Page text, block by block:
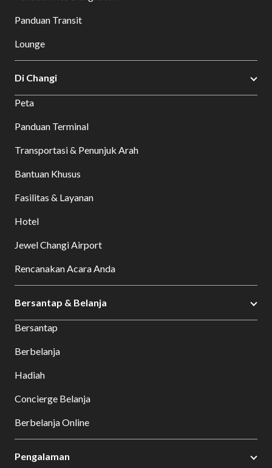
Panduan Transit
Lounge
Di Changi
Peta
Panduan Terminal
Transportasi & Penunjuk Arah
Bantuan Khusus
Fasilitas & Layanan
Hotel
Jewel Changi Airport
Rencanakan Acara Anda
Bersantap & Belanja
Bersantap
Berbelanja
Hadiah
Concierge Belanja
Berbelanja Online
Pengalaman